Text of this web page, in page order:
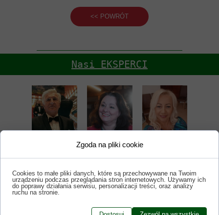
<< POWRÓT
Nasi EKSPERCI
Zgoda na pliki cookie
Cookies to małe pliki danych, które są przechowywane na Twoim
urządzeniu podczas przeglądania stron internetowych. Używamy ich
do poprawy działania serwisu, personalizacji treści, oraz analizy
ruchu na stronie.